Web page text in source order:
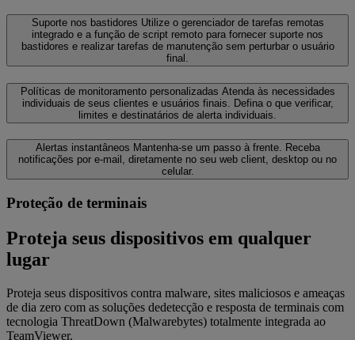
Suporte nos bastidores Utilize o gerenciador de tarefas remotas
integrado e a função de script remoto para fornecer suporte nos
bastidores e realizar tarefas de manutenção sem perturbar o usuário
final.
Políticas de monitoramento personalizadas Atenda às necessidades
individuais de seus clientes e usuários finais. Defina o que verificar,
limites e destinatários de alerta individuais.
Alertas instantâneos Mantenha-se um passo à frente. Receba
notificações por e-mail, diretamente no seu web client, desktop ou no
celular.
Proteção de terminais
Proteja seus dispositivos em qualquer
lugar
Proteja seus dispositivos contra malware, sites maliciosos e ameaças
de dia zero com as soluções dedetecção e resposta de terminais com
tecnologia ThreatDown (Malwarebytes) totalmente integrada ao
TeamViewer.